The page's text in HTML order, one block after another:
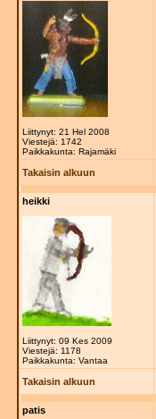
Liittynyt: 21 Hel 2008
Viestejä: 1742
Paikkakunta: Rajamäki
Takaisin alkuun
heikki
Liittynyt: 09 Kes 2009
Viestejä: 1178
Paikkakunta: Vantaa
Takaisin alkuun
patis